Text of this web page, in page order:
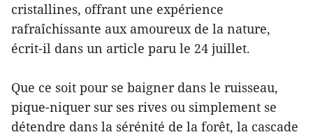
cristallines, offrant une expérience
rafraîchissante aux amoureux de la nature,
écrit-il dans un article paru le 24 juillet.
Que ce soit pour se baigner dans le ruisseau,
pique-niquer sur ses rives ou simplement se
détendre dans la sérénité de la forêt, la cascade